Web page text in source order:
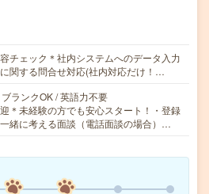
チェック＊社内システムへのデータ入力
関する問合せ対応(社内対応だけ！…
ランクOK / 英語力不要
＊未経験の方でも安心スタート！・登録
緒に考える面談（電話面談の場合）…